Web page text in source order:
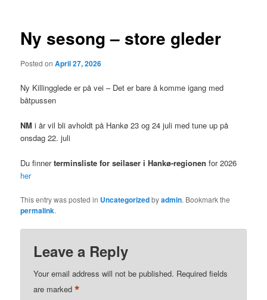
Ny sesong – store gleder
Posted onApril 27, 2026
Ny Killingglede er på vei – Det er bare å komme igang med
båtpussen
NM i år vil bli avholdt på Hankø 23 og 24 juli med tune up på
onsdag 22. juli
Du finnerterminsliste for seilaser i Hankø-regionen for 2026
her
This entry was posted in Uncategorizedbyadmin. Bookmark the
permalink.
Leave a Reply
Your email address will not be published. Required fields
are marked*